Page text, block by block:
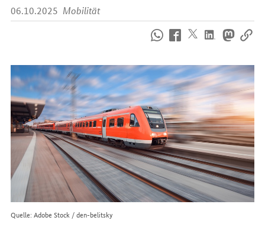
06.10.2025 Mobilität
uns
im
Internet
Quelle: Adobe Stock / den-belitsky